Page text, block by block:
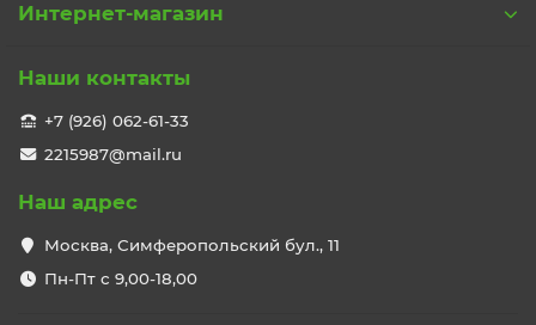
Интернет-магазин
Наши контакты
+7 (926) 062-61-33
2215987@mail.ru
Наш адрес
Москва, Симферопольский бул., 11
Пн-Пт с 9,00-18,00